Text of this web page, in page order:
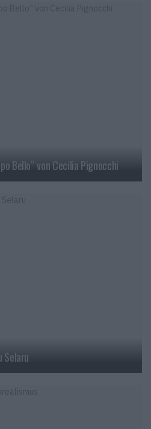
Bello“ von Cecilia Pignocchi
Selaru